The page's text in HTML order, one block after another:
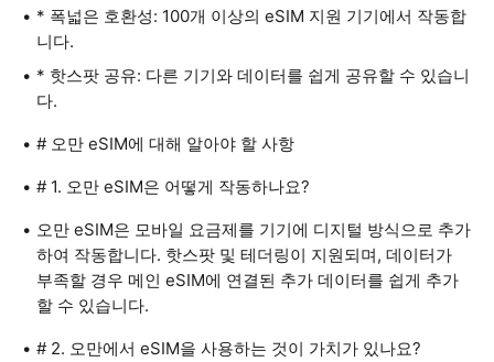
* 폭넓은 호환성: 100개 이상의 eSIM 지원 기기에서 작동합
니다.
* 핫스팟 공유: 다른 기기와 데이터를 쉽게 공유할 수 있습니
다.
# 오만 eSIM에 대해 알아야 할 사항
# 1. 오만 eSIM은 어떻게 작동하나요?
오만 eSIM은 모바일 요금제를 기기에 디지털 방식으로 추가
하여 작동합니다. 핫스팟 및 테더링이 지원되며, 데이터가
부족할 경우 메인 eSIM에 연결된 추가 데이터를 쉽게 추가
할 수 있습니다.
# 2. 오만에서 eSIM을 사용하는 것이 가치가 있나요?